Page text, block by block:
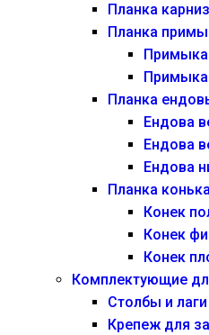
Планка
Планка
Планка
Ендова
Ендова
Ендова
Планка конька
Конек
Конек
Конек
Комплектующие
Столбы и
Крепеж для